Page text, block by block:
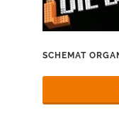
SCHEMAT